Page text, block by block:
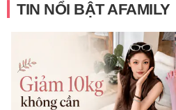
TIN NỔI BẬT AFAMILY